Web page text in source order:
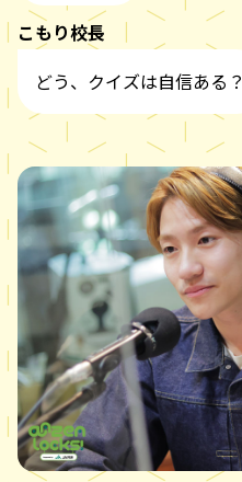
こもり校長
どう、クイズは自信ある？